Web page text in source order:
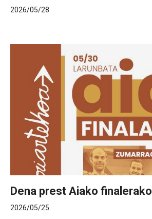
2026/05/28
Dena prest Aiako finalerako
2026/05/25